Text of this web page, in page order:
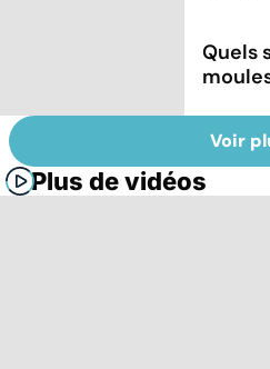
Quels
Voir
Plus de vidéos